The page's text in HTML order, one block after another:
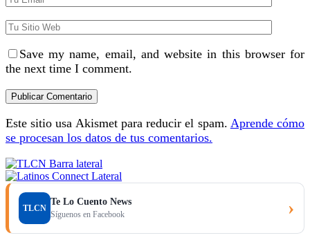
Save my name, email, and website in this browser for
the next time I comment.
Este sitio usa Akismet para reducir el spam. Aprende cómo
se procesan los datos de tus comentarios.
TLCN
Te Lo Cuento News
Síguenos en Facebook ›